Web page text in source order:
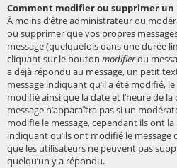
Comment modifier ou supprimer un
À moins d’être administrateur ou
ou supprimer que vos propres
message (quelquefois dans une durée
cliquant sur le bouton modifierdu
a déjà répondu au message, un petit
message indiquant qu’il a été modifié,
modifié ainsi que la date et l’heure de
message n’apparaîtra pas si un
modifie le message, cependant ils ont
indiquant qu’ils ont modifié le
que les utilisateurs ne peuvent pas
quelqu’un y a répondu.